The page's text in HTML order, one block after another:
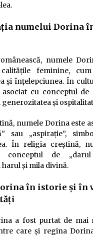
numelui Dorina
numele
feminine,
și înțelepciunea. În
cu conceptul de
și
numele Dorina este
sau „aspirație”,
În religia creștină,
conceptul de „darul
și mila divină.
în istorie și în
a fost purtat de mai
care și regina